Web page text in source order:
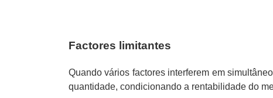
Factores limitantes
Quando vários factores interferem em
quantidade, condicionando a rentabilidade do